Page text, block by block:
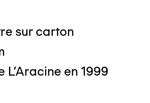
sur carton
L'Aracine en 1999